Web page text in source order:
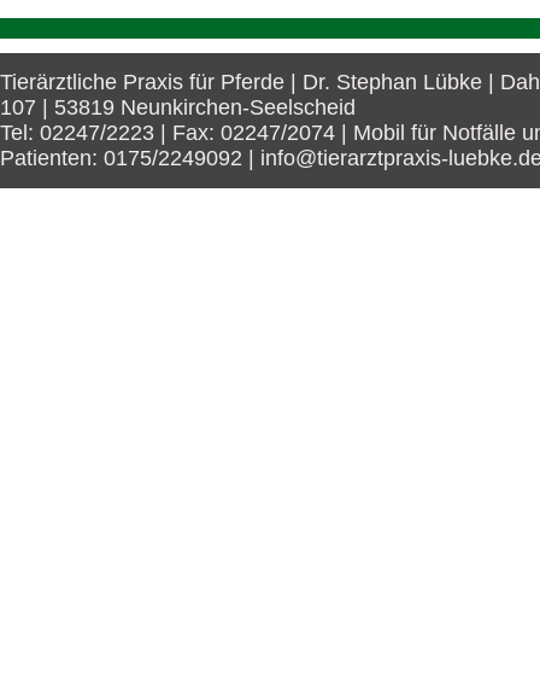
Tierärztliche Praxis für Pferde | Dr. Stephan Lübke |
107 | 53819 Neunkirchen-Seelscheid
Tel: 02247/2223 | Fax: 02247/2074 | Mobil für Notfälle
Patienten: 0175/2249092 | info@tierarztpraxis-